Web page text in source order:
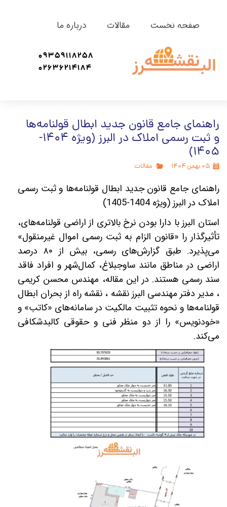
صفحه نخست مقالات درباره ما
09359118258
02636214184
راهنمای جامع قانون جدید ابطال قولنامه‌ها
و ثبت رسمی املاک در البرز (ویژه 1404-
1405)
۰۵ بهمن ۱۴۰۴ مقالات
راهنمای جامع قانون جدید ابطال قولنامه‌ها و ثبت رسمی
املاک در البرز (ویژه 1404-1405)
استان البرز با دارا بودن نرخ بالاتری از اراضی قولنامه‌های،
تأثیرگذار را «قانون الزام به ثبت رسمی اموال غیرمنقول»
می‌پذیرد. طبق گزارش‌های رسمی، بیش از ۸۰ درصد
اراضی در مناطق مانند ساوجبلاغ، کمال‌شهر و افراد فاقد
سند رسمی هستند. در این مقاله، مهندس محسن کریمی
، مدیر دفتر مهندسی البرز نقشه ، نقشه راه از بحران ابطال
قولنامه‌ها و نحوه تثبیت مالکیت در سامانه‌های «کاتب» و
«خودنویس» را از دو منظر فنی و حقوقی کالبدشکافی
می‌کند.